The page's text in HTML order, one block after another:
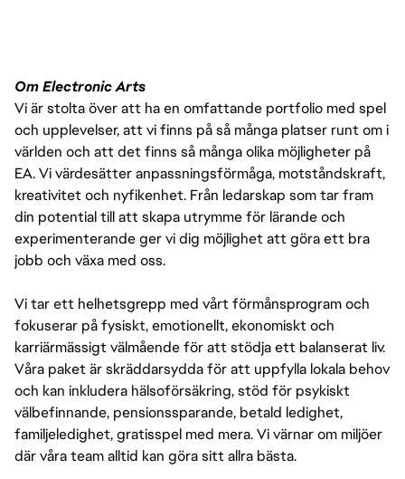
Om Electronic Arts
Vi är stolta över att ha en omfattande portfolio med spel
och upplevelser, att vi finns på så många platser runt om i
världen och att det finns så många olika möjligheter på
EA. Vi värdesätter anpassningsförmåga, motståndskraft,
kreativitet och nyfikenhet. Från ledarskap som tar fram
din potential till att skapa utrymme för lärande och
experimenterande ger vi dig möjlighet att göra ett bra
jobb och växa med oss.
Vi tar ett helhetsgrepp med vårt förmånsprogram och
fokuserar på fysiskt, emotionellt, ekonomiskt och
karriärmässigt välmående för att stödja ett balanserat liv.
Våra paket är skräddarsydda för att uppfylla lokala behov
och kan inkludera hälsoförsäkring, stöd för psykiskt
välbefinnande, pensionssparande, betald ledighet,
familjeledighet, gratisspel med mera. Vi värnar om miljöer
där våra team alltid kan göra sitt allra bästa.